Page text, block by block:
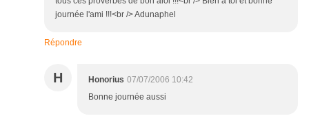
journée l'ami !!!<br /> Adunaphel
Répondre
H Honorius 07/07/2006 10:42
Bonne journée aussi